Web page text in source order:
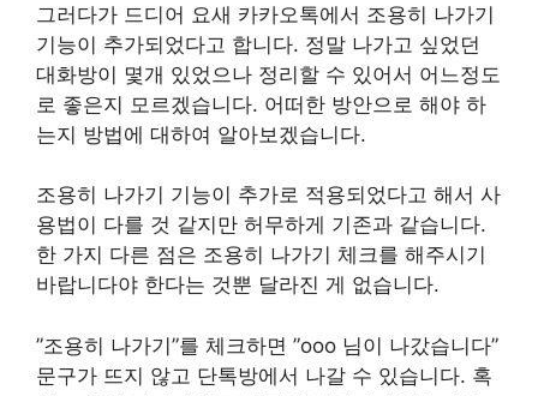
그러다가 드디어 요새 카카오톡에서 조용히 나가기
기능이 추가되었다고 합니다. 정말 나가고 싶었던
대화방이 몇개 있었으나 정리할 수 있어서 어느정도
로 좋은지 모르겠습니다. 어떠한 방안으로 해야 하
는지 방법에 대하여 알아보겠습니다.
조용히 나가기 기능이 추가로 적용되었다고 해서 사
용법이 다를 것 같지만 허무하게 기존과 같습니다.
한 가지 다른 점은 조용히 나가기 체크를 해주시기
바랍니다야 한다는 것뿐 달라진 게 없습니다.
”조용히 나가기”를 체크하면 ”ooo 님이 나갔습니다”
문구가 뜨지 않고 단톡방에서 나갈 수 있습니다. 혹